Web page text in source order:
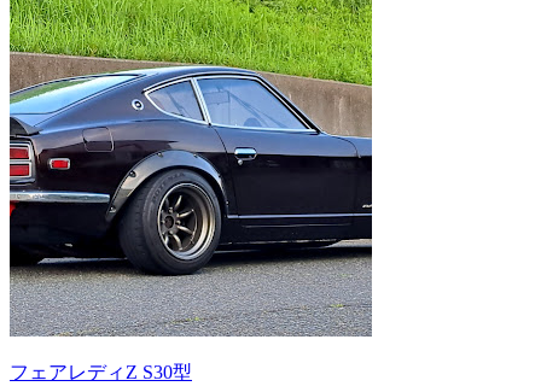
フェアレディZ S30型